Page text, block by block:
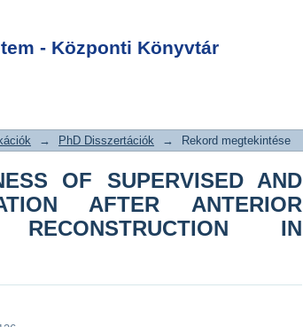
- Központi Könyvtár
OF
BASED
→ PhD Disszertációk → Rekord megtekintése
OF SUPERVISED AND
AFTER ANTERIOR
IN